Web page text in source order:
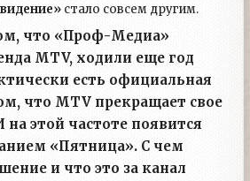
стало совсем другим.
что «Проф-Медиа»
MTV, ходили еще год
есть официальная
что MTV прекращает свое
на этой частоте появится
«Пятница». С чем
и что это за канал